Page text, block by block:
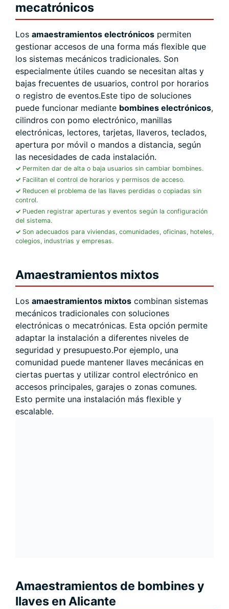
mecatrónicos
Los amaestramientos electrónicos permiten
gestionar accesos de una forma más flexible que
los sistemas mecánicos tradicionales. Son
especialmente útiles cuando se necesitan altas y
bajas frecuentes de usuarios, control por horarios
o registro de eventos.Este tipo de soluciones
puede funcionar mediante bombines electrónicos,
cilindros con pomo electrónico, manillas
electrónicas, lectores, tarjetas, llaveros, teclados,
apertura por móvil o mandos a distancia, según
las necesidades de cada instalación.
Permiten dar de alta o baja usuarios sin cambiar bombines.
Facilitan el control de horarios y permisos de acceso.
Reducen el problema de las llaves perdidas o copiadas sin
control.
Pueden registrar aperturas y eventos según la configuración
del sistema.
Son adecuados para viviendas, comunidades, oficinas, hoteles,
colegios, industrias y empresas.
Amaestramientos mixtos
Los amaestramientos mixtos combinan sistemas
mecánicos tradicionales con soluciones
electrónicas o mecatrónicas. Esta opción permite
adaptar la instalación a diferentes niveles de
seguridad y presupuesto.Por ejemplo, una
comunidad puede mantener llaves mecánicas en
ciertas puertas y utilizar control electrónico en
accesos principales, garajes o zonas comunes.
Esto permite una instalación más flexible y
escalable.
Amaestramientos de bombines y
llaves en Alicante